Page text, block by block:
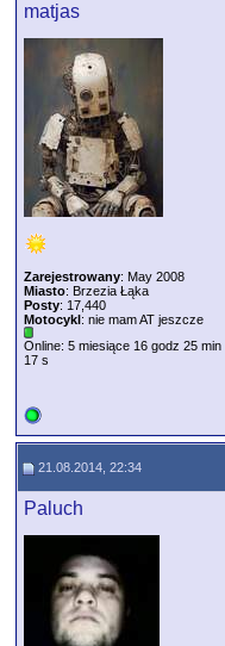
matjas
Zarejestrowany: May 2008
Miasto: Brzezia Łąka
Posty: 17,440
Motocykl: nie mam AT jeszcze
Online: 5 miesiące 16 godz 25 min
17 s
21.08.2014, 22:34
Paluch